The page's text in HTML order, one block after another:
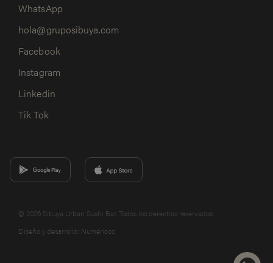
WhatsApp
hola@gruposibuya.com
Facebook
Instagram
Linkedin
Tik Tok
© 2026 Sibuya Urban Sushi Bar. Todos los derechos reservados
Diseño y desarrollo: Numéricco